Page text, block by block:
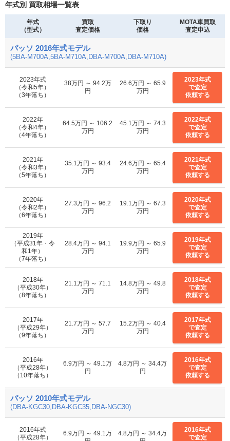
年式別 買取相場一覧表
年式
（型式）
買取
査定価格
下取り
価格
MOTA車買取
査定申込
パッソ 2016年式モデル
(5BA-M700A,5BA-M710A,DBA-M700A,DBA-M710A)
2023年式
（令和5年）
（3年落ち）
38万円 ～ 94.2万
円
26.6万円 ～ 65.9
万円
2023年式
で査定
依頼する
2022年
（令和4年）
（4年落ち）
64.5万円 ～ 106.2
万円
45.1万円 ～ 74.3
万円
2022年式
で査定
依頼する
2021年
（令和3年）
（5年落ち）
35.1万円 ～ 93.4
万円
24.6万円 ～ 65.4
万円
2021年式
で査定
依頼する
2020年
（令和2年）
（6年落ち）
27.3万円 ～ 96.2
万円
19.1万円 ～ 67.3
万円
2020年式
で査定
依頼する
2019年
（平成31年・令
和1年）
（7年落ち）
28.4万円 ～ 94.1
万円
19.9万円 ～ 65.9
万円
2019年式
で査定
依頼する
2018年
（平成30年）
（8年落ち）
21.1万円 ～ 71.1
万円
14.8万円 ～ 49.8
万円
2018年式
で査定
依頼する
2017年
（平成29年）
（9年落ち）
21.7万円 ～ 57.7
万円
15.2万円 ～ 40.4
万円
2017年式
で査定
依頼する
2016年
（平成28年）
（10年落ち）
6.9万円 ～ 49.1万
円
4.8万円 ～ 34.4万
円
2016年式
で査定
依頼する
パッソ 2010年式モデル
(DBA-KGC30,DBA-KGC35,DBA-NGC30)
2016年式
（平成28年）
6.9万円 ～ 49.1万
4.8万円 ～ 34.4万
2016年式
で査定